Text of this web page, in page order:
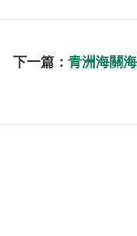
下一篇： 青洲海關